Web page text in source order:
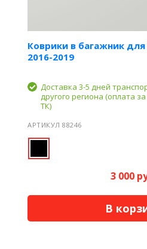
Коврики в багажник для
2016-2019
Доставка 3-5 дней
другого региона (оплата
ТК)
АРТИКУЛ 88246
3 000
В